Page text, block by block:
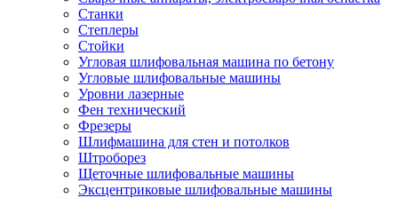
Станки
Степлеры
Стойки
Угловая шлифовальная машина по бетону
Угловые шлифовальные машины
Уровни лазерные
Фен технический
Фрезеры
Шлифмашина для стен и потолков
Штроборез
Щеточные шлифовальные машины
Эксцентриковые шлифовальные машины